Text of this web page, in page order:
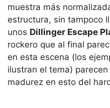
muestra más
estructura, sin tampoco
unos Dillinger Escape
rockero que al final
en esta escena (los
ilustran el tema)
madurez en esto del